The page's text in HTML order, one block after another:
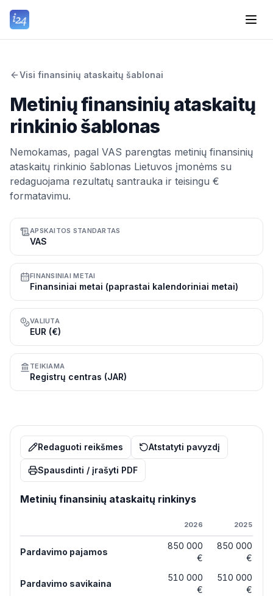
Visi finansinių ataskaitų šablonai
Metinių finansinių ataskaitų
rinkinio šablonas
Nemokamas, pagal VAS parengtas metinių finansinių
ataskaitų rinkinio šablonas Lietuvos įmonėms su
redaguojama rezultatų santrauka ir teisingu €
formatavimu.
APSKAITOS STANDARTAS
VAS
FINANSINIAI METAI
Finansiniai metai (paprastai kalendoriniai metai)
VALIUTA
EUR (€)
TEIKIAMA
Registrų centras (JAR)
Redaguoti reikšmes Atstatyti pavyzdį
Spausdinti / įrašyti PDF
Metinių finansinių ataskaitų rinkinys
2026 2025
Pardavimo pajamos
850 000
€
850 000
€
Pardavimo savikaina
510 000
€
510 000
€